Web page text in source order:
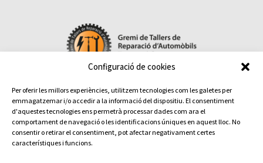
Configuració de cookies
Per oferir les millors experiències, utilitzem tecnologies com les galetes per
emmagatzemar i/o accedir a la informació del dispositiu. El consentiment
d'aquestes tecnologies ens permetrà processar dades com ara el
comportament de navegació o les identificacions úniques en aquest lloc. No
consentir o retirar el consentiment, pot afectar negativament certes
característiques i funcions.

Contacta amb nosaltres
Maite Pérez – Gestora del Gremi – Tel.93 736 11 03
Terrassa:Sant Pau, 6 · 08221